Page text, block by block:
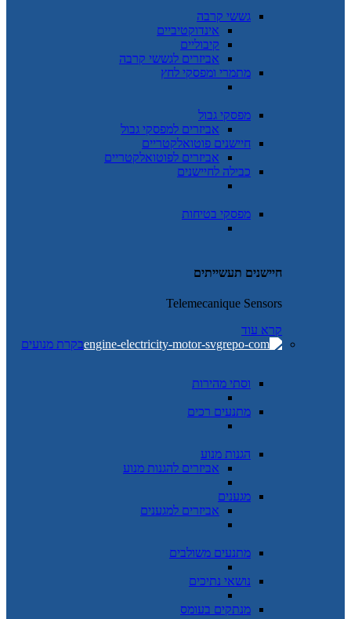
גששי קרבה
אינדוקטיביים
קיבוליים
אביזרים לגששי קרבה
מתמרי ומפסקי לחץ
מפסקי גבול
אביזרים למפסקי גבול
חיישנים פוטואלקטריים
אביזרים לפוטואלקטריים
כבילה לחיישנים
מפסקי בטיחות
חיישנים תעשייתים
Telemecanique Sensors
קרא עוד
בקרת מנועים
וסתי מהירות
מתנעים רכים
הגנות מנוע
אביזרים להגנות מנוע
מגענים
אביזרים למגענים
מתנעים משולבים
נושאי נתיכים
מנתקים בעומס